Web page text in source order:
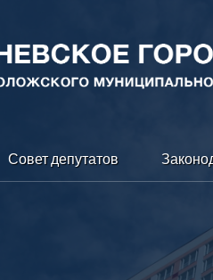
Совет депутатов